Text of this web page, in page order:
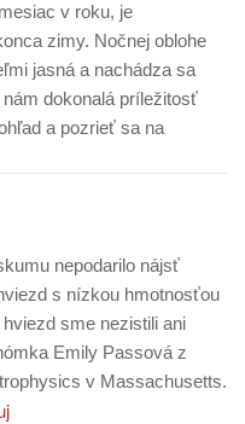
v roku, je
zimy. Nočnej oblohe
jasná a nachádza sa
dokonalá príležitosť
a pozrieť sa na
nepodarilo nájsť
s nízkou hmotnosťou
sme nezistili ani
Emily Passová z
v Massachusetts.